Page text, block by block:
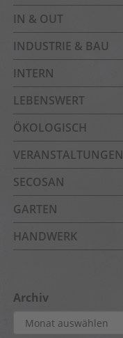
IN & OUT
INDUSTRIE & BAU
INTERN
LEBENSWERT
ÖKOLOGISCH
VERANSTALTUNGEN
SECOSAN
GARTEN
HANDWERK
Archiv
Archiv